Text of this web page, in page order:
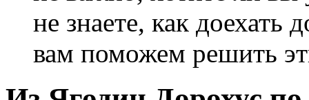
не знаете, как
вам поможем решить